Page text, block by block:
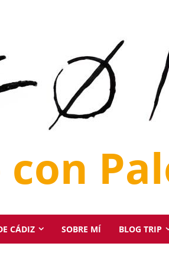
CÁDIZ SOBRE MÍ BLOG TRIP